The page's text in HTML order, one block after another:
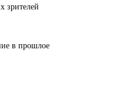
зрителей
в прошлое